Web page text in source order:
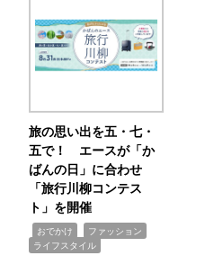
旅の思い出を五・七・
五で！ エースが「か
ばんの日」に合わせ
「旅行川柳コンテス
ト」を開催
おでかけ ファッション
ライフスタイル